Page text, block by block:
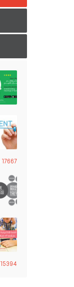
17667 مشاهدة
15394 مشاهدة